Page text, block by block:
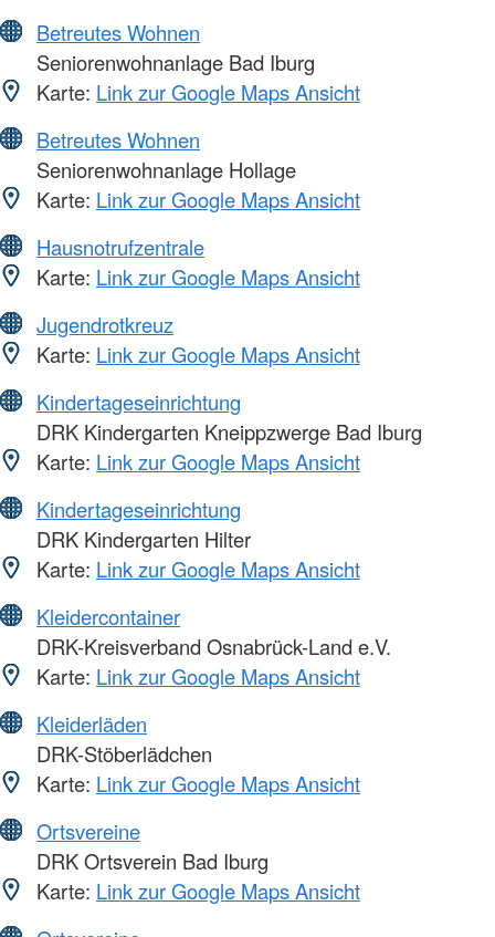
Betreutes Wohnen
Seniorenwohnanlage Bad Iburg
Karte: Link zur Google Maps Ansicht
Betreutes Wohnen
Seniorenwohnanlage Hollage
Karte: Link zur Google Maps Ansicht
Hausnotrufzentrale
Karte: Link zur Google Maps Ansicht
Jugendrotkreuz
Karte: Link zur Google Maps Ansicht
Kindertageseinrichtung
DRK Kindergarten Kneippzwerge Bad Iburg
Karte: Link zur Google Maps Ansicht
Kindertageseinrichtung
DRK Kindergarten Hilter
Karte: Link zur Google Maps Ansicht
Kleidercontainer
DRK-Kreisverband Osnabrück-Land e.V.
Karte: Link zur Google Maps Ansicht
Kleiderläden
DRK-Stöberlädchen
Karte: Link zur Google Maps Ansicht
Ortsvereine
DRK Ortsverein Bad Iburg
Karte: Link zur Google Maps Ansicht